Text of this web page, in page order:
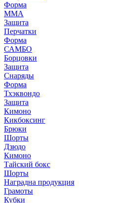
Форма
ММА
Защита
Перчатки
Форма
САМБО
Борцовки
Защита
Снаряды
Форма
Тхэквондо
Защита
Кимоно
Кикбоксинг
Брюки
Шорты
Дзюдо
Кимоно
Тайский бокс
Шорты
Наградна продукция
Грамоты
Кубки